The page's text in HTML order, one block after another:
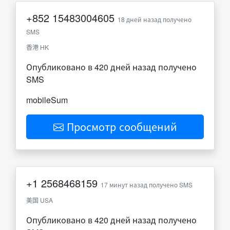
+852 15483004605 18 дней назад получено
SMS
香港 HK
Опубликовано в 420 дней назад получено
SMS
mobileSum
Просмотр сообщений
+1 2568468159 17 минут назад получено SMS
美国 USA
Опубликовано в 420 дней назад получено